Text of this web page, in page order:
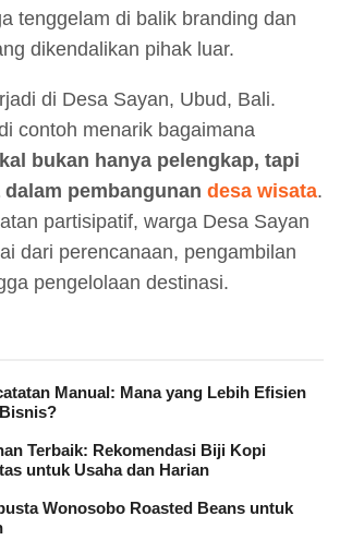
tenggelam di balik branding dan
dikendalikan pihak luar.
di Desa Sayan, Ubud, Bali.
contoh menarik bagaimana
bukan hanya pelengkap, tapi
pembangunan desa wisata.
partisipatif, warga Desa Sayan
dari perencanaan, pengambilan
pengelolaan destinasi.
Manual: Mana yang Lebih Efisien
Terbaik: Rekomendasi Biji Kopi
untuk Usaha dan Harian
Wonosobo Roasted Beans untuk